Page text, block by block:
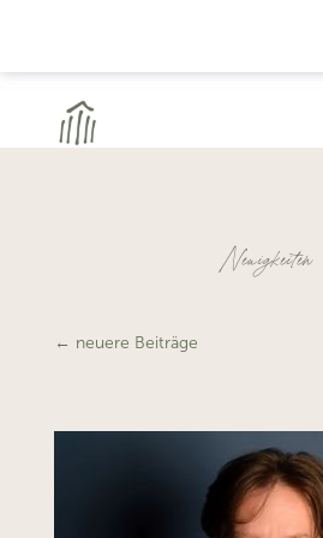
Neuigkeiten
← neuere Beiträge